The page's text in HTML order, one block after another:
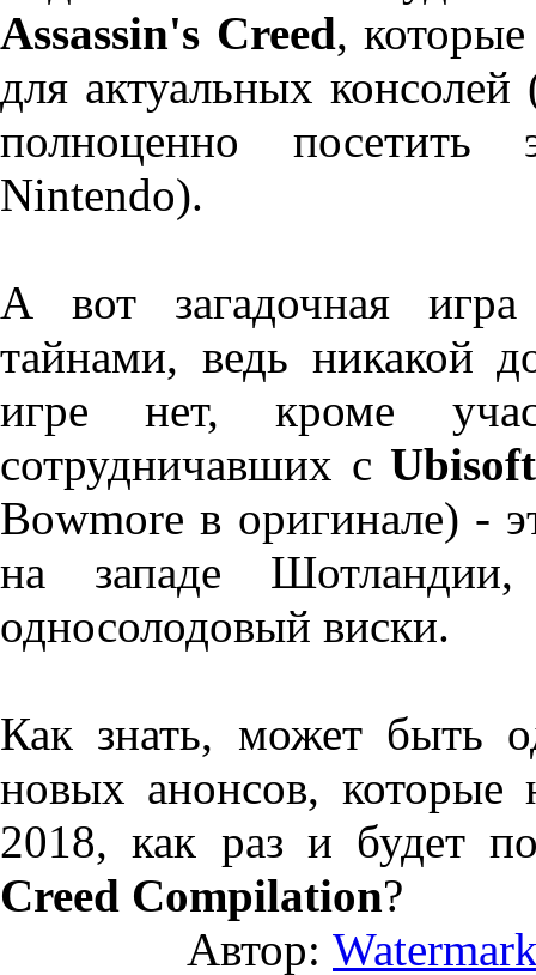
Assassin's Creed,
для актуальных
полноценно
Nintendo).
А вот загадочная
тайнами, ведь никакой
игре нет, кроме
сотрудничавших с Ubisoft
Bowmore в оригинале) -
на западе Шотландии,
односолодовый виски.
Как знать, может быть
новых анонсов, которые
2018, как раз и будет
Creed Compilation?
Автор: